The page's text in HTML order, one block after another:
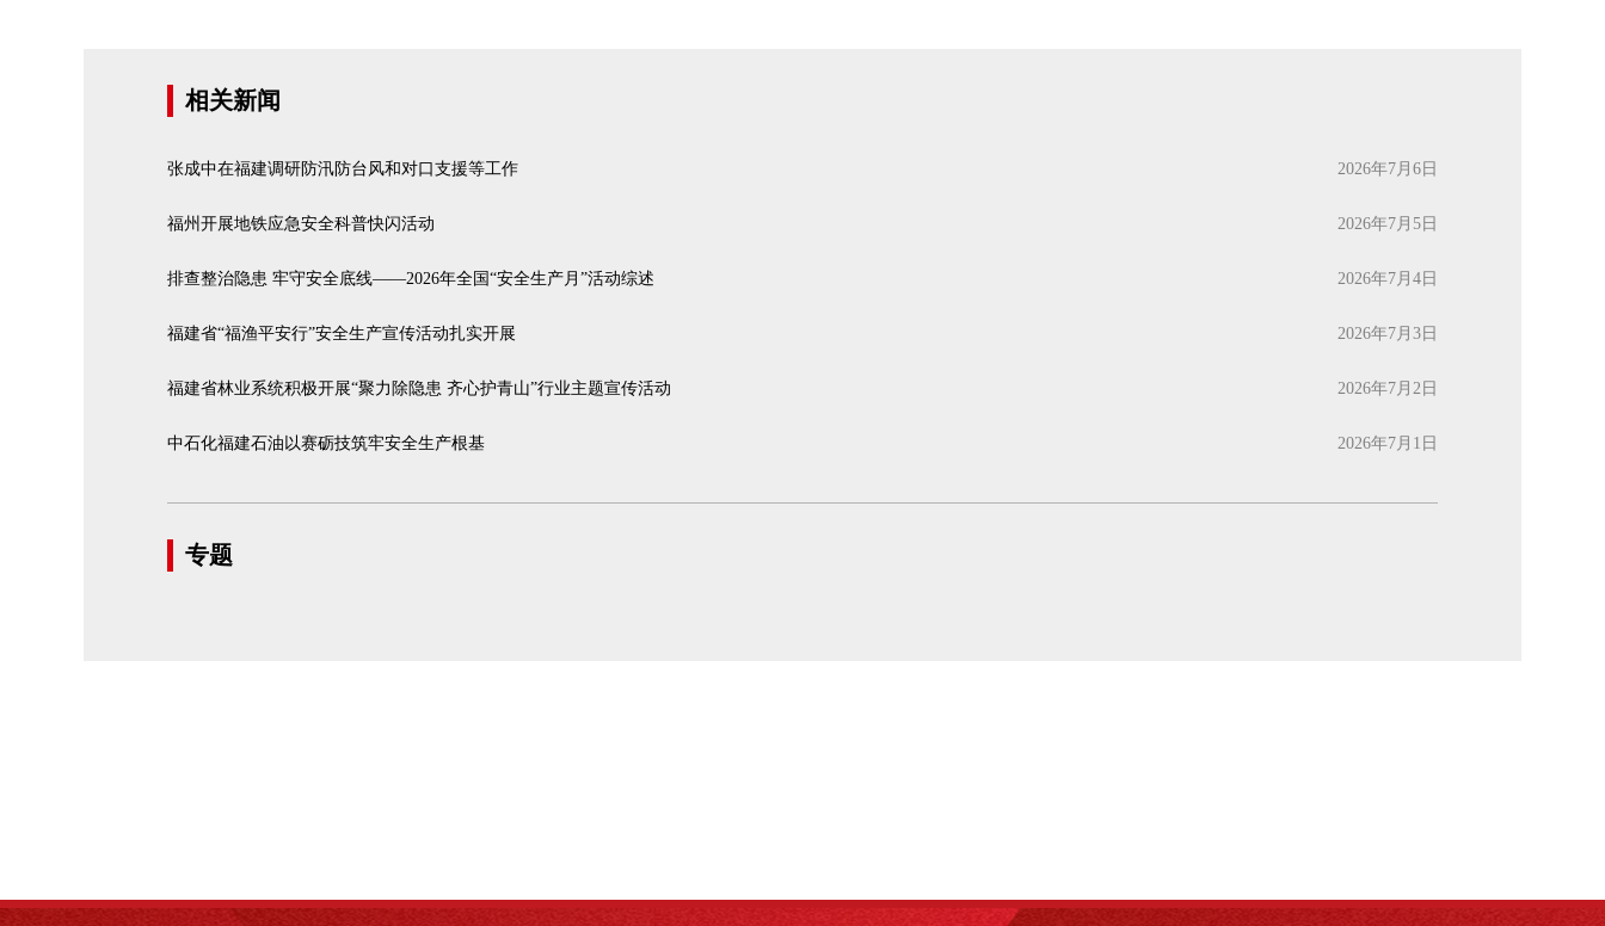
相关新闻
张成中在福建调研防汛防台风和对口支援等工作 2026年7月6日
福州开展地铁应急安全科普快闪活动 2026年7月5日
排查整治隐患 牢守安全底线——2026年全国“安全生产月”活动综述 2026年7月4日
福建省“福渔平安行”安全生产宣传活动扎实开展 2026年7月3日
福建省林业系统积极开展“聚力除隐患 齐心护青山”行业主题宣传活动 2026年7月2日
中石化福建石油以赛砺技筑牢安全生产根基 2026年7月1日
专题